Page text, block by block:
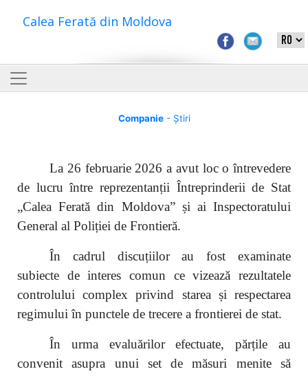
Calea Ferată din Moldova
Companie- Știri
La 26 februarie 2026 a avut loc o întrevedere
de lucru între reprezentanții Întreprinderii de Stat
„Calea Ferată din Moldova” și ai Inspectoratului
General al Poliției de Frontieră.
În cadrul discuțiilor au fost examinate
subiecte de interes comun ce vizează rezultatele
controlului complex privind starea și respectarea
regimului în punctele de trecere a frontierei de stat.
În urma evaluărilor efectuate, părțile au
convenit asupra unui set de măsuri menite să